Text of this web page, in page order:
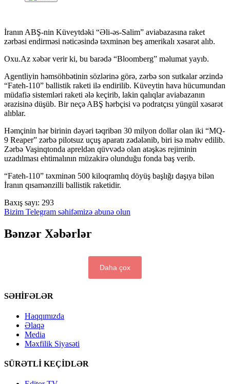
İranın ABŞ-nin Küveytdəki “Əli-əs-Salim” aviabazasına raket
zərbəsi endirməsi nəticəsində təxminən beş amerikalı xəsarət alıb.
Oxu.Az xəbər verir ki, bu barədə “Bloomberg” məlumat yayıb.
Agentliyin həmsöhbətinin sözlərinə görə, zərbə son sutkalar ərzində
“Fateh-110” ballistik raketi ilə endirilib. Küveytin hava hücumundan
müdafiə sistemləri raketi ələ keçirib, lakin qalıqlar aviabazanın
ərazisinə düşüb. Bir neçə ABŞ hərbçisi və podratçısı yüngül xəsarət
alıblar.
Həmçinin hər birinin dəyəri təqribən 30 milyon dollar olan iki “MQ-
9 Reaper” zərbə pilotsuz uçuş aparatı zədələnib, biri isə məhv edilib.
Zərbə Vaşinqtonda apreldən qüvvədə olan atəşkəs rejiminin
uzadılması ehtimalının müzakirə olunduğu fonda baş verib.
“Fateh-110” təxminən 500 kiloqramlıq döyüş başlığı daşıya bilən
İranın qısamənzilli ballistik raketidir.
Baxış sayı: 293
Bizim Telegram səhifəmizə abunə olun
Bənzər Xəbərlər
Daha çox
SƏHİFƏLƏR
Haqqımızda
Əlaqə
Media
Məxfilik Siyasəti
SÜRƏTLİ KEÇİDLƏR